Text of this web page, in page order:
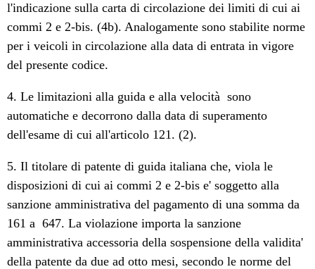
l'indicazione sulla carta di circolazione dei limiti di cui ai
commi 2 e 2-bis. (4b). Analogamente sono stabilite norme
per i veicoli in circolazione alla data di entrata in vigore
del presente codice.
4. Le limitazioni alla guida e alla velocità sono
automatiche e decorrono dalla data di superamento
dell'esame di cui all'articolo 121. (2).
5. Il titolare di patente di guida italiana che, viola le
disposizioni di cui ai commi 2 e 2-bis e' soggetto alla
sanzione amministrativa del pagamento di una somma da 
161 a  647. La violazione importa la sanzione
amministrativa accessoria della sospensione della validita'
della patente da due ad otto mesi, secondo le norme del